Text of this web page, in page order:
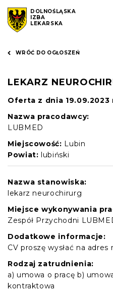
DOLNOŚLĄSKA
IZBA
LEKARSKA
WRÓĆ DO OGŁOSZEŃ
LEKARZ
Oferta z dnia 19.09.2023
Nazwa pracodawcy:
LUBMED
Miejscowość: Lubin
Powiat: lubiński
Nazwa stanowiska:
lekarz neurochirurg
Miejsce wykonywania
Zespół Przychodni
Dodatkowe informacje:
CV proszę wysłać na
Rodzaj zatrudnienia:
a) umowa o pracę b)
kontraktowa